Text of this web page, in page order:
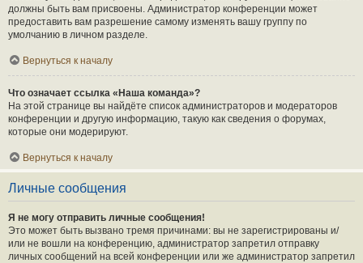
должны быть вам присвоены. Администратор конференции может
предоставить вам разрешение самому изменять вашу группу по
умолчанию в личном разделе.
Вернуться к началу
Что означает ссылка «Наша команда»?
На этой странице вы найдёте список администраторов и модераторов
конференции и другую информацию, такую как сведения о форумах,
которые они модерируют.
Вернуться к началу
Личные сообщения
Я не могу отправить личные сообщения!
Это может быть вызвано тремя причинами: вы не зарегистрированы и/
или не вошли на конференцию, администратор запретил отправку
личных сообщений на всей конференции или же администратор запретил